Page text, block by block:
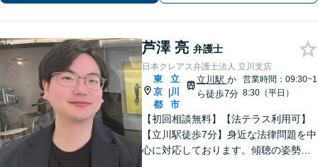
芦澤 亮 弁護士
日本クレアス弁護士法人 立川支店
東
京
都
|
立
川
市
立川駅 か
ら徒歩7分
営業時間：09:30~1
8:30（平日）
【初回相談無料】【法テラス利用可】
【立川駅徒歩7分】身近な法律問題を中
心に対応しております。傾聴の姿勢と